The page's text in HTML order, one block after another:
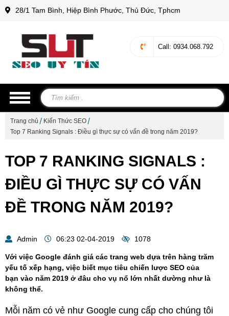
Trang chủ
Kiến Thức SEO
Top 7 Ranking Signals : Điều gì thực sự có vấn đề trong năm 2019?
TOP 7 RANKING SIGNALS :
ĐIỀU GÌ THỰC SỰ CÓ VẤN
ĐỀ TRONG NĂM 2019?
Admin 06:23 02-04-2019 1078
Với việc Google đánh giá các trang web dựa trên hàng trăm
yếu tố xếp hạng, việc biết mục tiêu chiến lược SEO của
bạn vào năm 2019 ở đâu cho vụ nổ lớn nhất dường như là
không thể.
Mỗi năm có vẻ như Google cung cấp cho chúng tôi
28/1 Tam Bình, Hiệp Bình Phước, Thủ Đức, Tphcm
Call : 0934.068.792